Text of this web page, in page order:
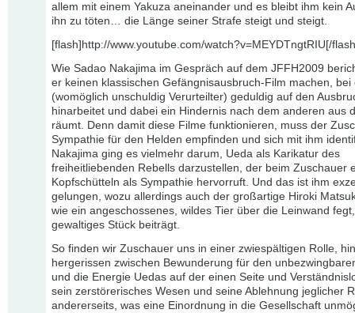
allem mit einem Yakuza aneinander und es bleibt ihm kein
ihn zu töten… die Länge seiner Strafe steigt und steigt.
[flash]http://www.youtube.com/watch?v=MEYDTngtRIU[/
Wie Sadao Nakajima im Gespräch auf dem JFFH2009
er keinen klassischen Gefängnisausbruch-Film machen, bei
(womöglich unschuldig Verurteilter) geduldig auf den
hinarbeitet und dabei ein Hindernis nach dem anderen aus
räumt. Denn damit diese Filme funktionieren, muss der
Sympathie für den Helden empfinden und sich mit ihm
Nakajima ging es vielmehr darum, Ueda als Karikatur des
freiheitliebenden Rebells darzustellen, der beim Zuschauer
Kopfschütteln als Sympathie hervorruft. Und das ist ihm
gelungen, wozu allerdings auch der großartige Hiroki
wie ein angeschossenes, wildes Tier über die Leinwand
gewaltiges Stück beiträgt.
So finden wir Zuschauer uns in einer zwiespältigen Rolle,
hergerissen zwischen Bewunderung für den
und die Energie Uedas auf der einen Seite und
sein zerstörerisches Wesen und seine Ablehnung jeglicher
andererseits, was eine Einordnung in die Gesellschaft